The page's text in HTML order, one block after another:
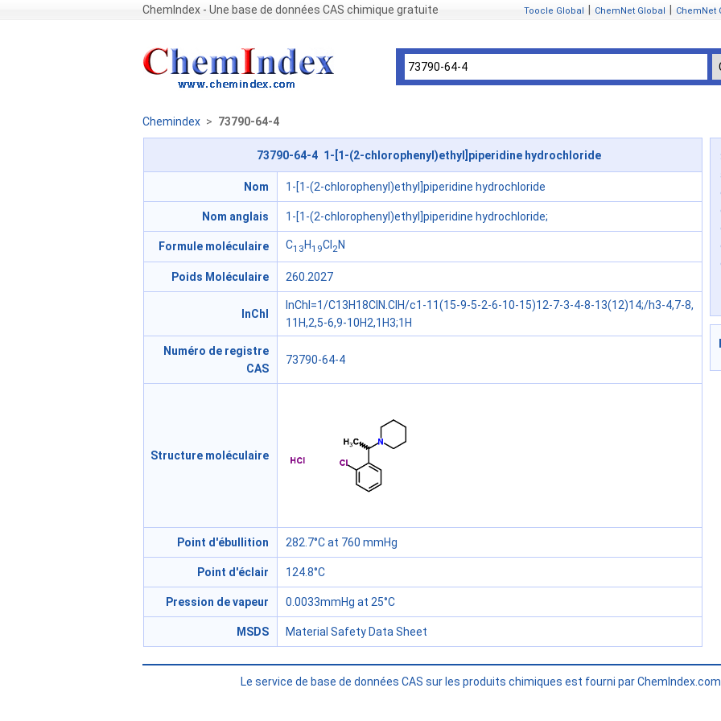
ChemIndex - Une base de données CAS chimique gratuite Toocle Global ChemNet Global ChemNet
Chemindex > 73790-64-4
73790-64-4 1-[1-(2-chlorophenyl)ethyl]piperidine hydrochloride
Nom 1-[1-(2-chlorophenyl)ethyl]piperidine hydrochloride
Nom anglais 1-[1-(2-chlorophenyl)ethyl]piperidine hydrochloride;
Formule moléculaire C13 H19Cl 2N
Poids Moléculaire 260.2027
InChl
InChI=1/C13H18ClN.ClH/c1-11(15-9-5-2-6-10-15)12-7-3-4-8-13(12)14;/h3-4,7-8,
11H,2,5-6,9-10H2,1H3;1H
Numéro de registre
CAS
73790-64-4
Structure moléculaire
Point d'ébullition 282.7°C at 760 mmHg
Point d'éclair 124.8°C
Pression de vapeur 0.0033mmHg at 25°C
MSDS Material Safety Data Sheet
Le service de base de données CAS sur les produits chimiques est fourni par